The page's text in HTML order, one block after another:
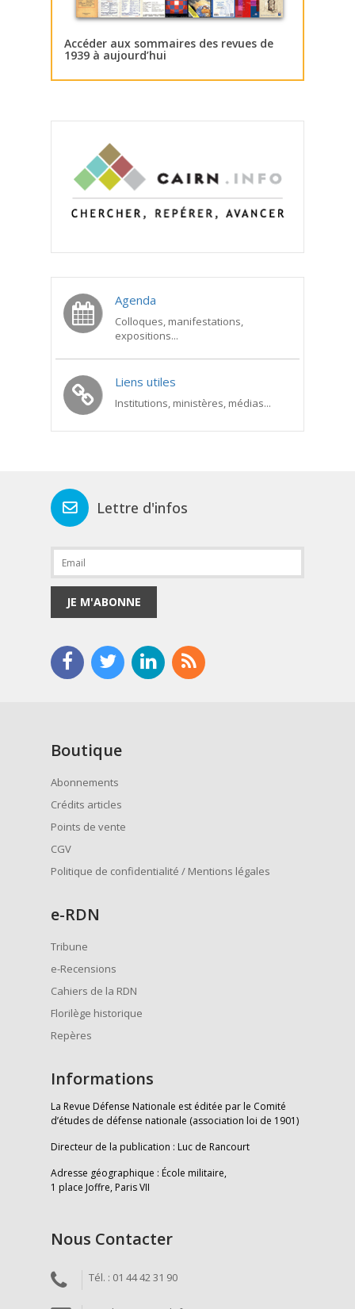
Accéder aux sommaires des revues de
1939 à aujourd’hui
Agenda
Colloques, manifestations,
expositions...
Liens utiles
Institutions, ministères, médias...
Lettre d'infos
JE M'ABONNE
Boutique
Abonnements
Crédits articles
Points de vente
CGV
Politique de confidentialité / Mentions légales
e-RDN
Tribune
e-Recensions
Cahiers de la RDN
Florilège historique
Repères
Informations
La Revue Défense Nationale est éditée par le Comité
d’études de défense nationale (association loi de 1901)
Directeur de la publication : Luc de Rancourt
Adresse géographique : École militaire,
1 place Joffre, Paris VII
Nous Contacter
Tél. : 01 44 42 31 90